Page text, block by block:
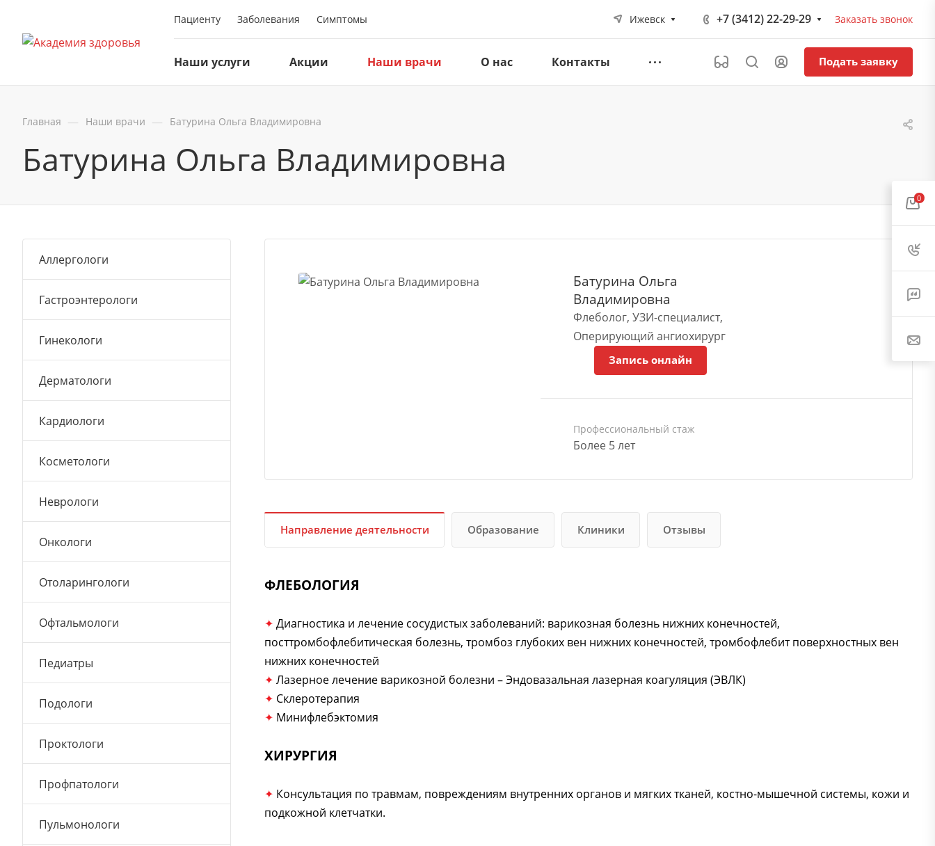
Пациенту Заболевания Симптомы Ижевск +7 (3412) 22-29-29 Заказать звонок
Наши услуги Акции Наши врачи О нас Контакты Подать заявку
Главная — Наши врачи — Батурина Ольга Владимировна
Батурина Ольга Владимировна
Батурина Ольга
Владимировна
Флеболог, УЗИ-специалист,
Оперирующий ангиохирург
Запись онлайн
Профессиональный стаж
Более 5 лет
Направление деятельности Образование Клиники Отзывы
ФЛЕБОЛОГИЯ
✦ Диагностика и лечение сосудистых заболеваний: варикозная болезнь нижних конечностей,
посттромбофлебитическая болезнь, тромбоз глубоких вен нижних конечностей, тромбофлебит поверхностных вен
нижних конечностей
✦ Лазерное лечение варикозной болезни – Эндовазальная лазерная коагуляция (ЭВЛК)
✦ Склеротерапия
✦ Минифлебэктомия
ХИРУРГИЯ
✦ Консультация по травмам, повреждениям внутренних органов и мягких тканей, костно-мышечной системы, кожи и
подкожной клетчатки.
Аллергологи
Гастроэнтерологи
Гинекологи
Дерматологи
Кардиологи
Косметологи
Неврологи
Онкологи
Отоларингологи
Офтальмологи
Педиатры
Подологи
Проктологи
Профпатологи
Пульмонологи
0